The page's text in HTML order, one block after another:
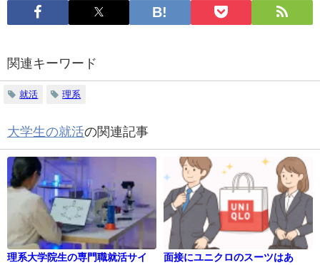
関連キーワード
就活 理系
大学生の就活の関連記事
理系大学院生の専門職就活サイ
面接にユニクロのスーツはあ